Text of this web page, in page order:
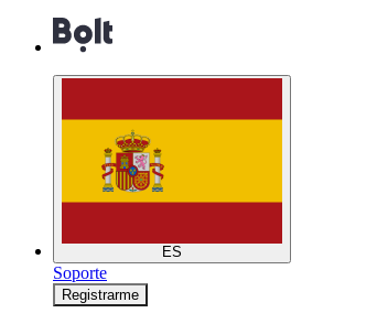
ES
Soporte
Registrarme